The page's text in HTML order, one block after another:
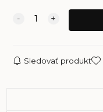
Sledovať produkt